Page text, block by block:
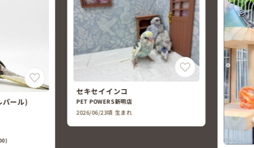
パール)
セキセイインコ
PET POWERS新明店
2026/06/23頃 生まれ